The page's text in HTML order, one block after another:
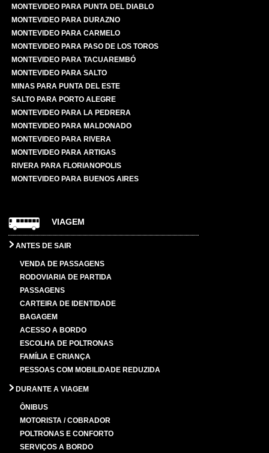
MONTEVIDEO PARA PUNTA DEL DIABLO
MONTEVIDEO PARA DURAZNO
MONTEVIDEO PARA CARMELO
MONTEVIDEO PARA PASO DE LOS TOROS
MONTEVIDEO PARA TACUAREMBÓ
MONTEVIDEO PARA SALTO
MINAS PARA PUNTA DEL ESTE
SALTO PARA PORTO ALEGRE
MONTEVIDEO PARA LA PEDRERA
MONTEVIDEO PARA MALDONADO
MONTEVIDEO PARA RIVERA
MONTEVIDEO PARA ARTIGAS
RIVERA PARA FLORIANOPOLIS
MONTEVIDEO PARA BUENOS AIRES
VIAGEM
ANTES DE SAIR
VENDA DE PASSAGENS
RODOVIARIA DE PARTIDA
PASSAGENS
CARTEIRA DE IDENTIDADE
BAGAGEM
ACESSO A BORDO
ESCOLHA DE POLTRONAS
FAMÍLIA E CRIANÇA
PESSOAS COM MOBILIDADE REDUZIDA
DURANTE A VIAGEM
ÔNIBUS
MOTORISTA / COBRADOR
POLTRONAS E CONFORTO
SERVIÇOS A BORDO